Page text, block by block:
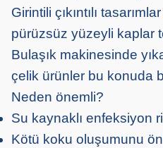
Girintili çıkıntılı
pürüzsüz yüzeyli kaplar
Bulaşık makinesinde
çelik ürünler bu konuda
Neden önemli?
Su kaynaklı enfeksiyon
Kötü koku oluşumunu